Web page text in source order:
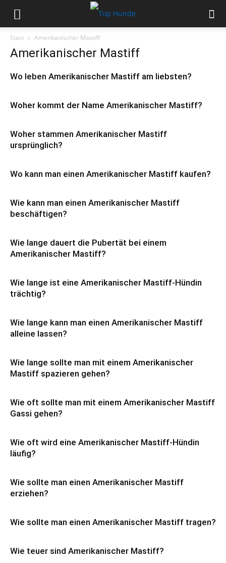
Start Amerikanischer Mastiff
Amerikanischer Mastiff
Wo leben Amerikanischer Mastiff am liebsten?
Woher kommt der Name Amerikanischer Mastiff?
Woher stammen Amerikanischer Mastiff
ursprünglich?
Wo kann man einen Amerikanischer Mastiff kaufen?
Wie kann man einen Amerikanischer Mastiff
beschäftigen?
Wie lange dauert die Pubertät bei einem
Amerikanischer Mastiff?
Wie lange ist eine Amerikanischer Mastiff-Hündin
trächtig?
Wie lange kann man einen Amerikanischer Mastiff
alleine lassen?
Wie lange sollte man mit einem Amerikanischer
Mastiff spazieren gehen?
Wie oft sollte man mit einem Amerikanischer Mastiff
Gassi gehen?
Wie oft wird eine Amerikanischer Mastiff-Hündin
läufig?
Wie sollte man einen Amerikanischer Mastiff
erziehen?
Wie sollte man einen Amerikanischer Mastiff tragen?
Wie teuer sind Amerikanischer Mastiff?